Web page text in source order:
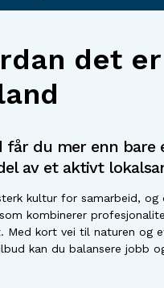
det
får du mer enn bare
av et aktivt
kultur for samarbeid, og
kombinerer
Med kort vei til naturen og
kan du balansere jobb